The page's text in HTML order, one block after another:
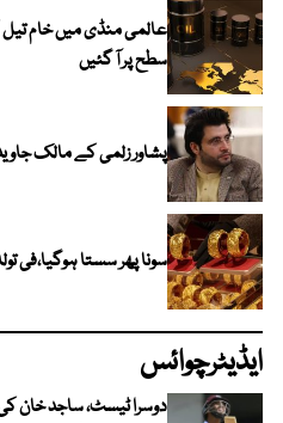
عالمی منڈی میں خام تیل
سطح پر آ گئیں
پشاور زلمی کے مالک
سونا پھر سستا ہوگیا،فی
ایڈیٹرچوائس
دوسرا ٹیسٹ، ساجد خان کی